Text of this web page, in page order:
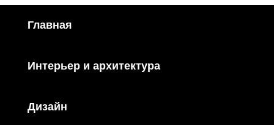
Главная
Интерьер и архитектура
Дизайн